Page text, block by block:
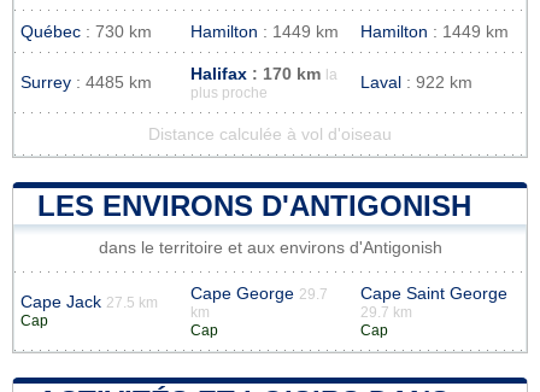
Québec : 730 km Hamilton : 1449 km Hamilton : 1449 km
Surrey : 4485 km Halifax : 170 km
la
plus proche
Laval : 922 km
Distance calculée à vol d'oiseau
LES ENVIRONS D'ANTIGONISH
dans le territoire et aux environs d'Antigonish
Cape Jack 27.5 km
Cap
Cape George 29.7
km
Cap
Cape Saint George
29.7 km
Cap